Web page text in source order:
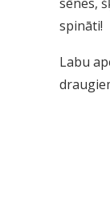
spināti!
Labu